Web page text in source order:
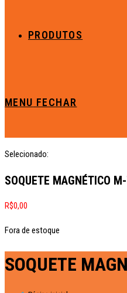
PRODUTOS
MENU FECHAR
Selecionado:
SOQUETE MAGNÉTICO
R$0,00
Fora de estoque
SOQUETE